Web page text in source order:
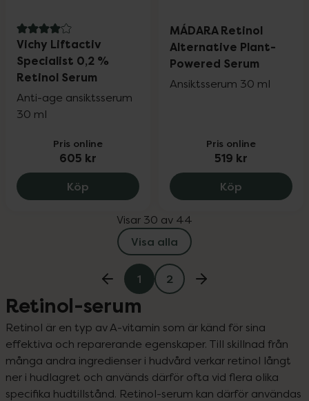
4 av 5 i omdöme
Vichy Liftactiv
Specialist 0,2 %
Retinol Serum
Anti-age ansiktsserum
30 ml
Pris online
605 kr
Köp Vichy Liftactiv Specialist 0,2 % Retinol
MÁDARA Retinol
Alternative Plant-
Powered Serum
Ansiktsserum 30 ml
Pris online
519 kr
Köp MÁDARA
Visar 30 av 44
Visa alla
1 2
Retinol-serum
Retinol är en typ av A-vitamin som är känd för sina
effektiva och reparerande egenskaper. Till skillnad från
många andra ingredienser i hudvård verkar retinol långt
ner i hudlagret och används därför ofta vid flera olika
specifika hudtillstånd. Retinol-serum kan därför användas